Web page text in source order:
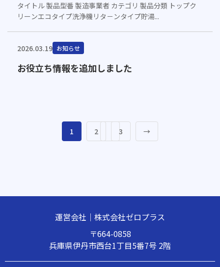
タイトル 製品型番 製造事業者 カテゴリ 製品分類 トップク
リーンエコタイプ洗浄機リタ－ンタイプ貯湯...
2026.03.19 お知らせ
お役立ち情報を追加しました
1 2 3 →
運営会社｜株式会社ゼロプラス
〒664-0858
兵庫県伊丹市西台1丁目5番7号 2階